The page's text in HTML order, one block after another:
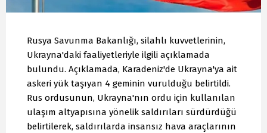
Rusya Savunma Bakanlığı, silahlı kuvvetlerinin,
Ukrayna'daki faaliyetleriyle ilgili açıklamada
bulundu. Açıklamada, Karadeniz'de Ukrayna'ya ait
askeri yük taşıyan 4 geminin vurulduğu belirtildi.
Rus ordusunun, Ukrayna'nın ordu için kullanılan
ulaşım altyapısına yönelik saldırıları sürdürdüğü
belirtilerek, saldırılarda insansız hava araçlarının